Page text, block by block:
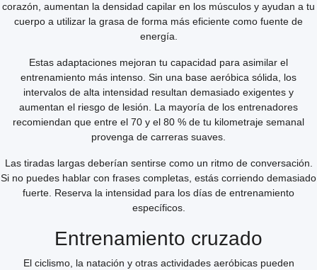
corazón, aumentan la densidad capilar en los músculos y ayudan a tu
cuerpo a utilizar la grasa de forma más eficiente como fuente de
energía.
Estas adaptaciones mejoran tu capacidad para asimilar el
entrenamiento más intenso. Sin una base aeróbica sólida, los
intervalos de alta intensidad resultan demasiado exigentes y
aumentan el riesgo de lesión. La mayoría de los entrenadores
recomiendan que entre el 70 y el 80 % de tu kilometraje semanal
provenga de carreras suaves.
Las tiradas largas deberían sentirse como un ritmo de conversación.
Si no puedes hablar con frases completas, estás corriendo demasiado
fuerte. Reserva la intensidad para los días de entrenamiento
específicos.
Entrenamiento cruzado
El ciclismo, la natación y otras actividades aeróbicas pueden